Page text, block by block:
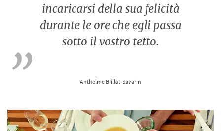
incaricarsi della sua felicità
durante le ore che egli passa
sotto il vostro tetto.
Anthelme Brillat-Savarin